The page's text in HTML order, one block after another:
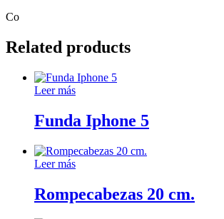
Co
Related products
Leer más
Funda Iphone 5
Leer más
Rompecabezas 20 cm.